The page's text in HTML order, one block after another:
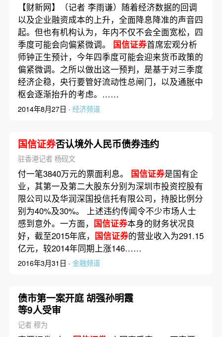
【财新网】（记者 李雨谦）随着经济数据的回调
以及企业融资成本的上升，全面降息降准的声音四
起。但也有机构认为，年内不仅不会全面宽松，四
季度可能会向偏紧微调。 国信证券首席宏观分析
师钟正生预计，今年四季度可能会迎来货币政策的
偏紧微调。之所以做出这一预判，是基于对三季度
经济企稳，央行要管好流动性总闸门，以及通胀中
枢会逐渐抬升的考虑。……
2014年8月27日 · 经济频道
国信证券否认境外人民币债券违约
驻香港记者 杨砚文
付一笔3840万元的票面利息。 国信证券是国有企
业，其第一及第二大股东分别为深圳市投资控股有
限公司以及华润深国投信托有限公司，持股比例分
别为40%及30%。 上述违约传闻令不少市场人士
感到意外。一方面， 国信证券本身的财务状况良
好，截至2015年底， 国信证券的营业收入为291.15
亿元，较2014年同期上涨146……
2016年3月31日 · 金融频道
债市第一案开庭 胡强孙明霞
等9人受审
记者 穆为